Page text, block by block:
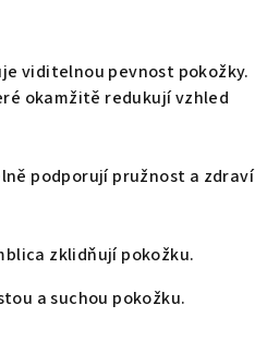
viditelnou pevnost pokožky.
okamžitě redukují vzhled
podporují pružnost a zdraví
zklidňují pokožku.
a suchou pokožku.